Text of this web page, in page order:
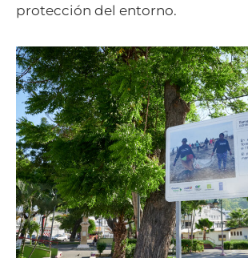
protección del entorno.